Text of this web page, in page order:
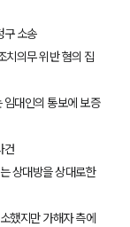
구 소송
치의무 위반 혐의 집
임대인의 통보에 보증
건
상대방을 상대로한
했지만 가해자 측에